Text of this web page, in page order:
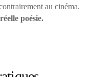
au cinéma.
poésie.